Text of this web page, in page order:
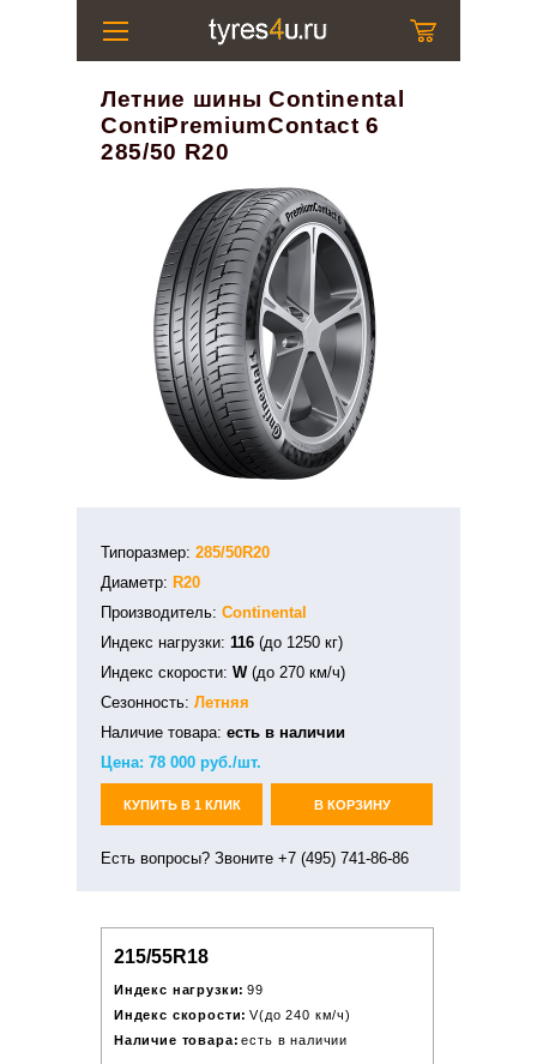
Летние шины Continental
ContiPremiumContact 6
285/50 R20
Типоразмер: 285/50R20
Диаметр: R20
Производитель: Continental
Индекс нагрузки: 116 (до 1250 кг)
Индекс скорости: W(до 270 км/ч)
Сезонность: Летняя
Наличие товара: есть в наличии
Цена: 78 000 руб./шт.
КУПИТЬ В 1 КЛИК В КОРЗИНУ
Есть вопросы? Звоните +7 (495) 741-86-86
215/55R18
Индекс нагрузки: 99
Индекс скорости: V(до 240 км/ч)
Наличие товара: есть в наличии